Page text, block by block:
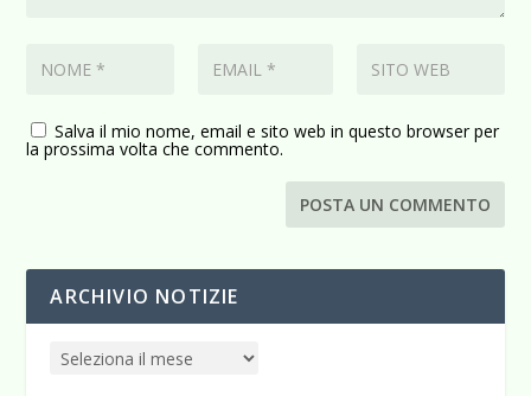
Salva il mio nome, email e sito web in questo browser per
la prossima volta che commento.
ARCHIVIO NOTIZIE